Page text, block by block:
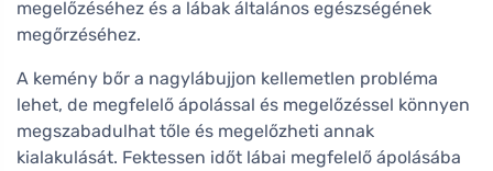
megelőzéséhez és a lábak általános egészségének
megőrzéséhez.
A kemény bőr a nagylábujjon kellemetlen probléma
lehet, de megfelelő ápolással és megelőzéssel könnyen
megszabadulhat tőle és megelőzheti annak
kialakulását. Fektessen időt lábai megfelelő ápolásába